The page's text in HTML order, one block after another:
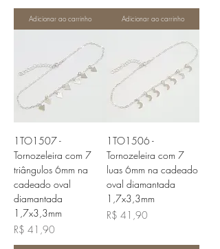
Adicionar ao carrinho Adicionar ao carrinho
1TO1507 -
Tornozeleira com 7
triângulos 6mm na
cadeado oval
diamantada
1,7x3,3mm
Preço
R$ 41,90
1TO1506 -
Tornozeleira com 7
luas 6mm na cadeado
oval diamantada
1,7x3,3mm
Preço
R$ 41,90